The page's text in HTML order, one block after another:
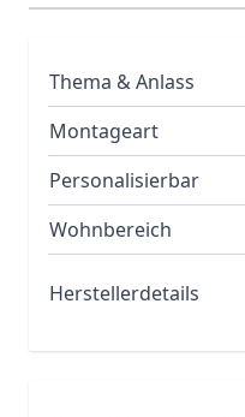
Thema & Anlass
Montageart
Personalisierbar
Wohnbereich
Herstellerdetails